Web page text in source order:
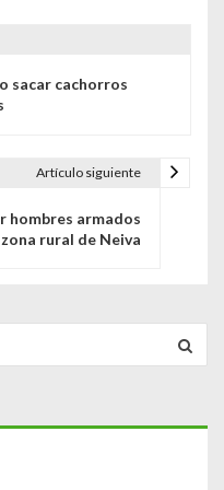
sacar cachorros
Artículo siguiente
hombres armados
zona rural de Neiva